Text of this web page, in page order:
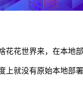
花世界来，在本地部
上就没有原始本地部